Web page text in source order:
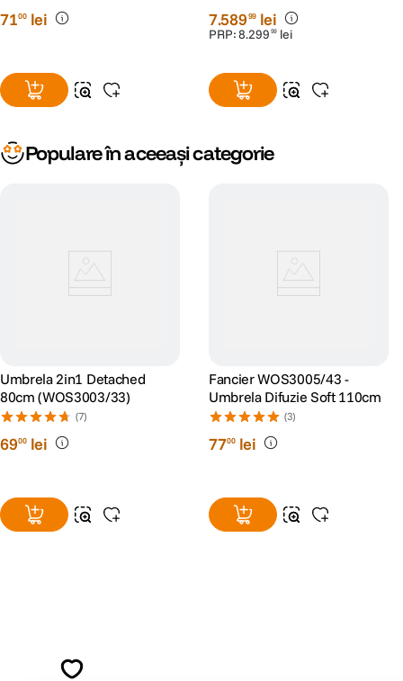
7100 lei 7.58999 lei
PRP:8.299 99 lei
Populare în aceeași categorie
Umbrela 2in1 Detached
80cm (WOS3003/33)
(7)
6900 lei
Fancier WOS3005/43 -
Umbrela Difuzie Soft 110cm
(3)
7700 lei